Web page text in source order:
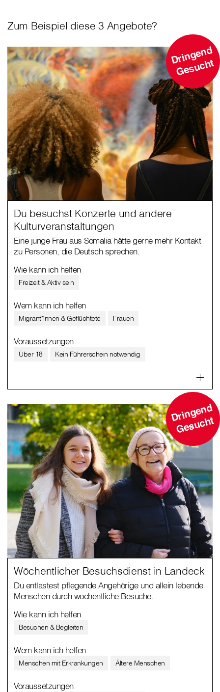
Zum Beispiel diese 3 Angebote?
D
ri
n
g
e
n
d
G
e
s
u
c
ht
Du besuchst Konzerte und andere
Kulturveranstaltungen
Eine junge Frau aus Somalia hätte gerne mehr Kontakt
zu Personen, die Deutsch sprechen.
Wie kann ich helfen
Freizeit & Aktiv sein
Wem kann ich helfen
Migrant*innen & Geflüchtete Frauen
Voraussetzungen
Über 18 Kein Führerschein notwendig
D
ri
n
g
e
n
d
G
e
s
u
c
ht
Wöchentlicher Besuchsdienst in Landeck
Du entlastest pflegende Angehörige und allein lebende
Menschen durch wöchentliche Besuche.
Wie kann ich helfen
Besuchen & Begleiten
Wem kann ich helfen
Menschen mit Erkrankungen Ältere Menschen
Voraussetzungen